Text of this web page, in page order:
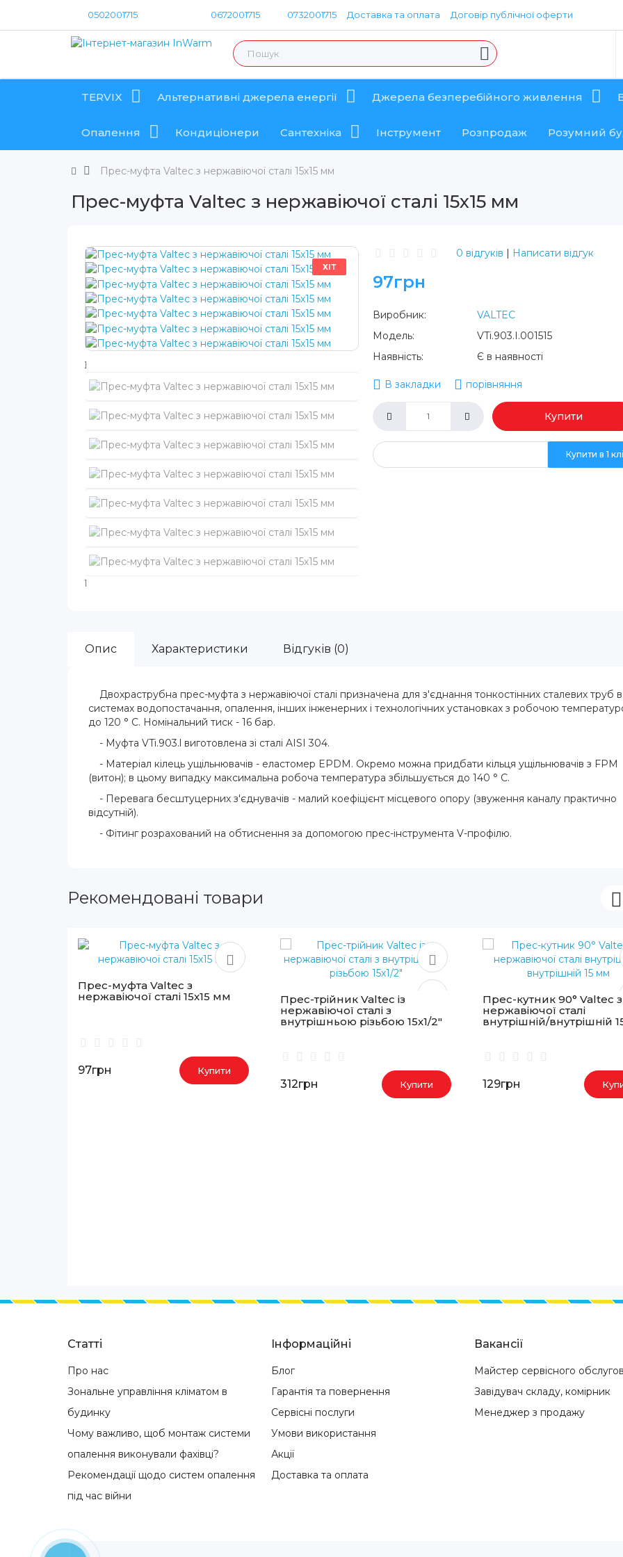
0502001715 0672001715 0732001715 Доставка та оплата Договір публічної оферти
TERVIX Альтернативні джерела енергії Джерела безперебійного живлення
Опалення Кондиціонери Сантехніка Інструмент Розпродаж Розумний
Прес-муфта Valtec з нержавіючої сталі 15х15 мм
Прес-муфта Valtec з нержавіючої сталі 15х15 мм
ХІТ
0 відгуків | Написати відгук
97грн
Виробник:
VALTEC
Модель:
VTi.903.I.001515
Наявність:
Є в наявності
В закладки порівняння
Купити
Купити в 1
Опис Характеристики Відгуків (0)
Двохраструбна прес-муфта з нержавіючої сталі призначена для з'єднання тонкостінних сталевих труб в
системах водопостачання, опалення, інших інженерних і технологічних установках з робочою
до 120 ° С. Номінальний тиск - 16 бар.
- Муфта VTi.903.l виготовлена ​​зі сталі AISI 304.
- Матеріал кілець ущільнювачів - еластомер EPDM. Окремо можна придбати кільця ущільнювачів з FPM
(витон); в цьому випадку максимальна робоча температура збільшується до 140 ° С.
- Перевага бесштуцерних з'єднувачів - малий коефіцієнт місцевого опору (звуження каналу практично
відсутній).
- Фітинг розрахований на обтиснення за допомогою прес-інструмента V-профілю.
Рекомендовані товари
Прес-муфта Valtec з
нержавіючої сталі 15х15 мм
97грн Купити
Прес-трійник Valtec із
нержавіючої сталі з
внутрішньою різьбою 15х1/2"
312грн Купити
Прес-кутник 90° Valtec з
нержавіючої сталі
внутрішній/внутрішній
129грн
Статті
Про нас
Зональне управління кліматом в
будинку
Чому важливо, щоб монтаж системи
опалення виконували фахівці?
Рекомендації щодо систем опалення
під час війни
Інформаційні
Блог
Гарантія та повернення
Сервісні послуги
Умови використання
Акції
Доставка та оплата
Вакансії
Майстер сервісного
Завідувач складу, комірник
Менеджер з продажу